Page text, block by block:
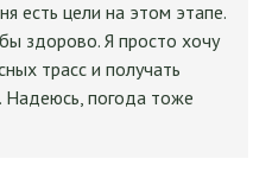
есть цели на этом этапе.
здорово. Я просто хочу
трасс и получать
Надеюсь, погода тоже